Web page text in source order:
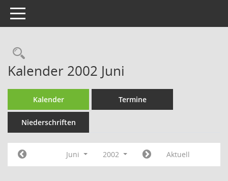
Toggle navigation
Rechercheauswahl
Kalender 2002 Juni
Kalender Termine
Niederschriften
Juni 2002 Aktuell